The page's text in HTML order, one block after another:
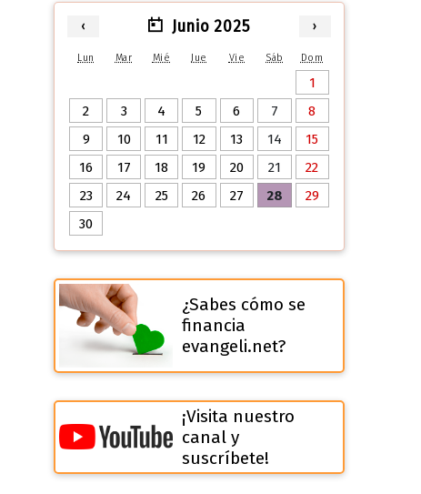
‹ Junio 2025 ›
Lun Mar Mié Jue Vie Sáb Dom
1
2
3 4 5 6 7
8
9
10 11 12 13 14
15
16
17 18 19 20 21
22
23
24 25 26 27 28
29
30
¿Sabes cómo se
financia
evangeli.net?
¡Visita nuestro
canal y
suscríbete!